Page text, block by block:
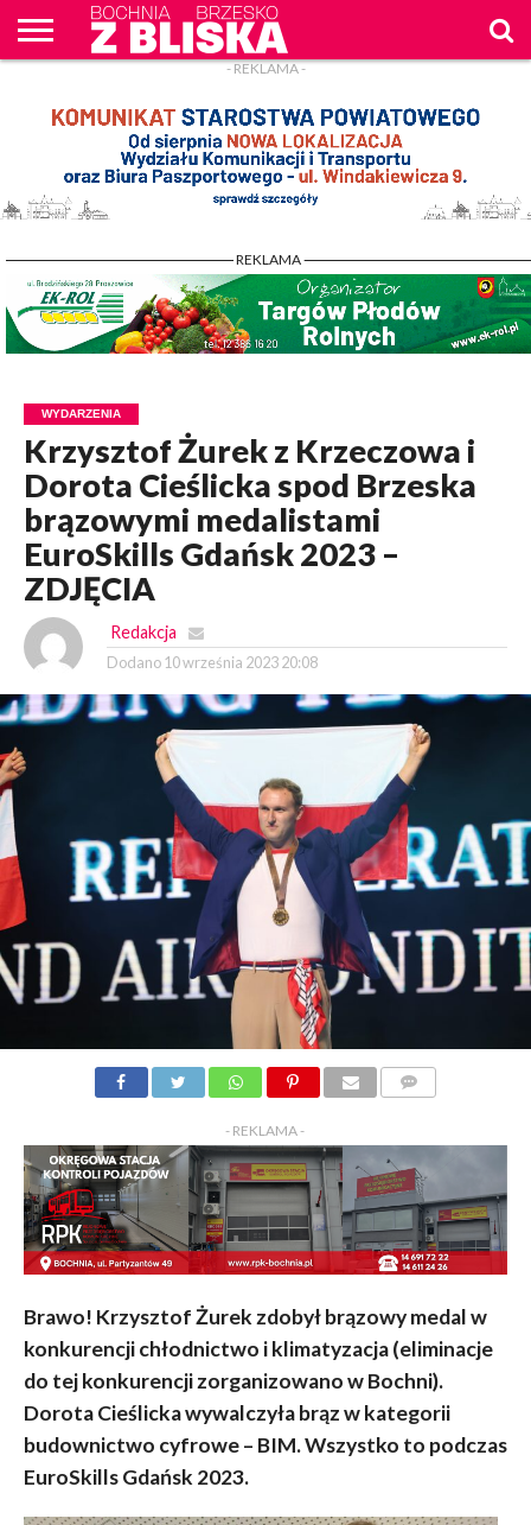
WPROST
REKLAM
- REKLAMA -
- REKLAMA -
WYDARZENIA
Krzysztof Żurek z Krzeczowa i
Dorota Cieślicka spod Brzeska
brązowymi medalistami
EuroSkills Gdańsk 2023 –
ZDJĘCIA
Redakcja
Dodano 10 września 2023 20:08
- REKLAMA -
Brawo! Krzysztof Żurek zdobył brązowy medal w
konkurencji chłodnictwo i klimatyzacja (eliminacje
do tej konkurencji zorganizowano w Bochni).
Dorota Cieślicka wywalczyła brąz w kategorii
budownictwo cyfrowe – BIM. Wszystko to podczas
EuroSkills Gdańsk 2023.